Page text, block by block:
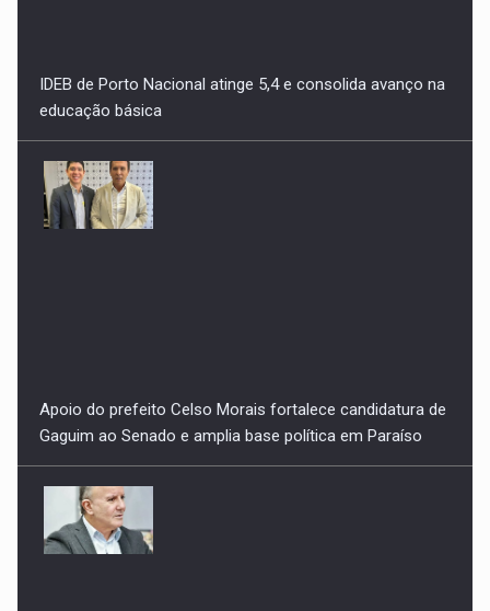
Apoio do prefeito Celso Morais fortalece candidatura de
Gaguim ao Senado e amplia base política em Paraíso
Mais uma denúncia vazia